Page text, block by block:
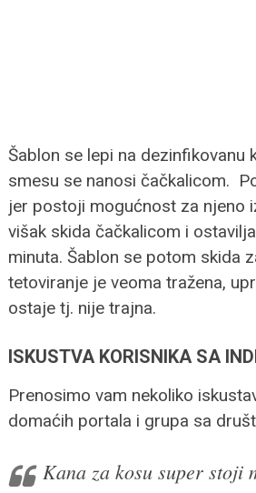
Šablon se lepi na dezinfikovanu
smesu se nanosi čačkalicom.
jer postoji mogućnost za njeno
višak skida čačkalicom i
minuta. Šablon se potom skida
tetoviranje je veoma tražena,
ostaje tj. nije trajna.
ISKUSTVA KORISNIKA SA
Prenosimo vam nekoliko
domaćih portala i grupa sa
Kana za kosu super stoji